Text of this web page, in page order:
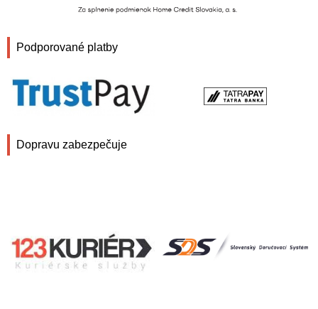
Podporované platby
Dopravu zabezpečuje